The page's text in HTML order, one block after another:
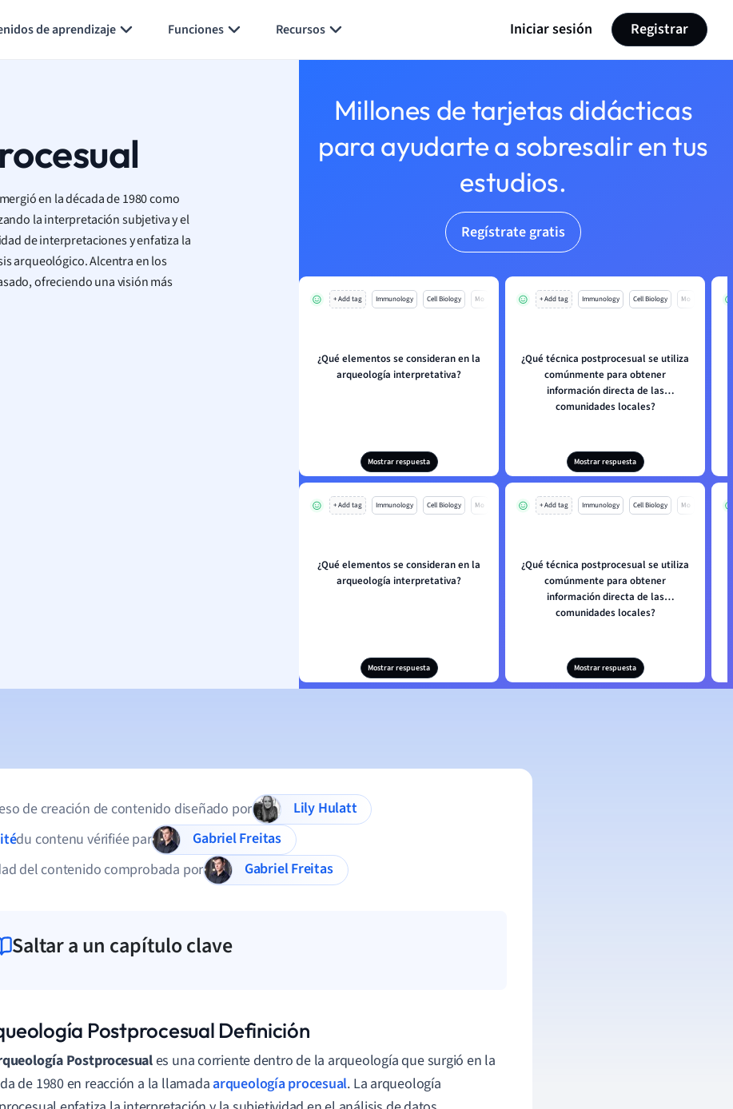
de aprendizaje Funciones Recursos Iniciar sesión Registrar
en la década de 1980 como
la interpretación subjetiva y el
de interpretaciones y enfatiza la
arqueológico. Alcentra en los
ofreciendo una visión más
Millones de tarjetas didácticas
para ayudarte a sobresalir en tus
estudios.
Regístrate gratis
+ Add tag Immunology Cell Biology Mo
¿Qué elementos se consideran en la
arqueología interpretativa?
Mostrar respuesta
+ Add tag Immunology Cell Biology Mo
¿Qué técnica postprocesual se utiliza
comúnmente para obtener
información directa de las
comunidades locales?
Mostrar respuesta
+ Add tag Immunology Cell Biology Mo
¿Qué elementos se consideran en la
arqueología interpretativa?
Mostrar respuesta
+ Add tag Immunology Cell Biology Mo
¿Qué técnica postprocesual se utiliza
comúnmente para obtener
información directa de las
comunidades locales?
Mostrar respuesta
de creación de contenido diseñado por
Lily Hulatt
du contenu vérifiée par
Gabriel Freitas
del contenido comprobada por
Gabriel Freitas
Saltar a un capítulo clave
Postprocesual Definición
Postprocesuales una corriente dentro de la arqueología que surgió en la
de 1980 en reacción a la llamadaarqueología procesual. La arqueología